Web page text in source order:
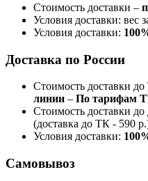
Стоимость доставки –
Условия доставки: вес
Условия доставки:
Доставка по России
Стоимость доставки
линии – По тарифам
Стоимость доставки до
(доставка до ТК - 590
Условия доставки:
Самовывоз